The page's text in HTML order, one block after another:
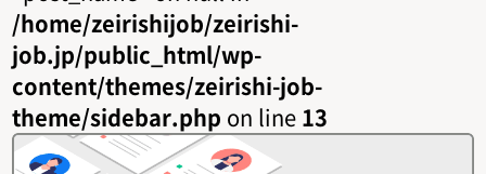
/home/zeirishijob/zeirishi-
job.jp/public_html/wp-
content/themes/zeirishi-job-
theme/sidebar.php on line 13